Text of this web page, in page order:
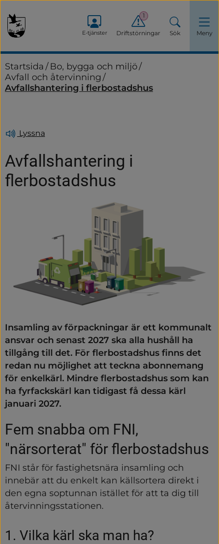
E-tjänster Driftstörningar
1
Sök Meny
Startsida / Bo, bygga och miljö/
Avfall och återvinning/
Avfallshantering i flerbostadshus
Lyssna
Avfallshantering i
flerbostadshus
Insamling av förpackningar är ett kommunalt
ansvar och senast 2027 ska alla hushåll ha
tillgång till det. För flerbostadshus finns det
redan nu möjlighet att teckna abonnemang
för enkelkärl. Mindre flerbostadshus som kan
ha fyrfackskärl kan tidigast få dessa kärl
januari 2027.
Fem snabba om FNI,
"närsorterat" för flerbostadshus
FNI står för fastighetsnära insamling och
innebär att du enkelt kan källsortera direkt i
den egna soptunnan istället för att ta dig till
återvinningsstationen.
1. Vilka kärl ska man ha?